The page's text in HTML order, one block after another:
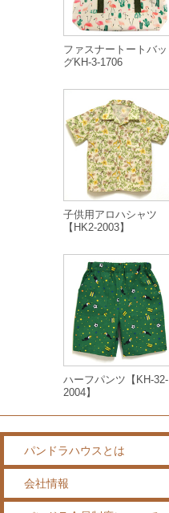
ファスナートートバッ
グKH-3-1706
子供用アロハシャツ
【HK2-2003】
ハーフパンツ【KH-32-
2004】
パンドラハウスとは
会社情報